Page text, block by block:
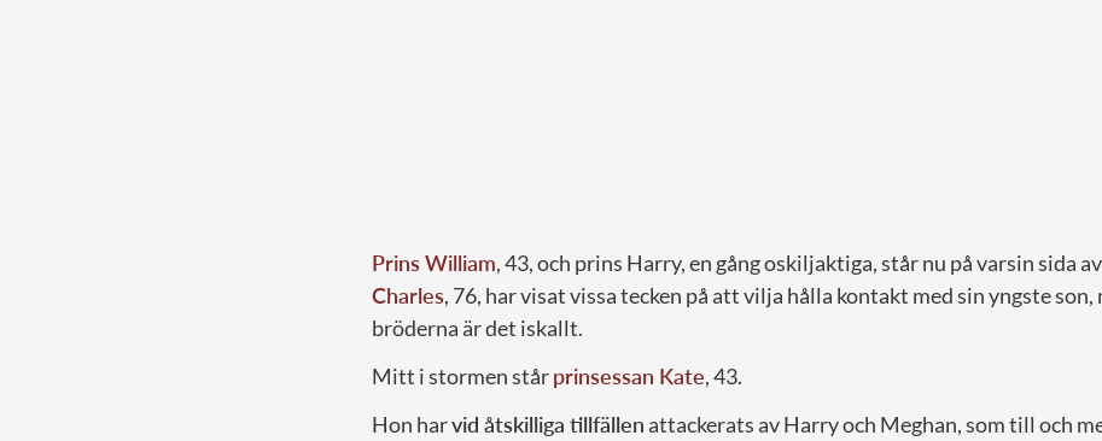
Prins William, 43, och prins Harry, en gång oskiljaktiga, står nu på varsin sida
Charles, 76, har visat vissa tecken på att vilja hålla kontakt med sin yngste son,
bröderna är det iskallt.
Mitt i stormen stårprinsessan Kate, 43.
Hon harvid åtskilliga tillfällen attackerats av Harry och Meghan, som till och